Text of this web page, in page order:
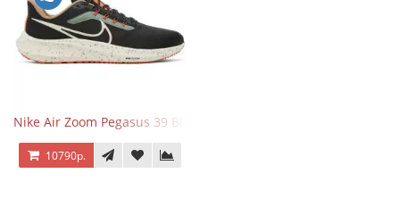
Nike Air Zoom Pegasus 39 Black White Orange
10790р.